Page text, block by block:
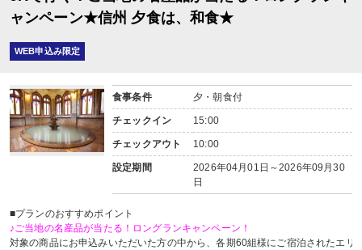
ャンペーン★信州 夕食は、和食★
WEB申込み限定
食事条件 夕・朝食付
チェックイン 15:00
チェックアウト 10:00
設定期間
2026年04月01日～2026年09月30
日
■プランのおすすめポイント
♪ご当地の名産品が当たる！ロングランキャンペーン！
対象の商品にお申込みいただいた方の中から、各期60組様にご宿泊されたエリ